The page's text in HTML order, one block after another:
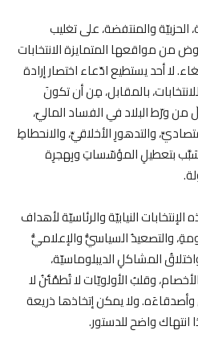
والمنتفضة، على تغليب
من مواقعها المتمايزة الانتخابات
لا أحد يستطيع ادّعاء اختصار إرادة
بالمقابل، مِن أن تكونَ
ورّط البلاد في الفساد الماليّ،
والتدهورِ الأخلاقيِّ، والانحطاطِ
بتعطيلِ المؤسّساتِ وبِهجرِة
.
النيابيّة والرئاسيّة لأهداف
والتصعيدُ السياسيُّ والإعلاميُّ
المشاكلِ الديبلوماسيّة،
وقلبُ الأولويّات لا تُطمْئنُ لا
وأصدقاءَه. ولا يمكن إتخاذها ذريعة
انتهاك واضح للدستور.